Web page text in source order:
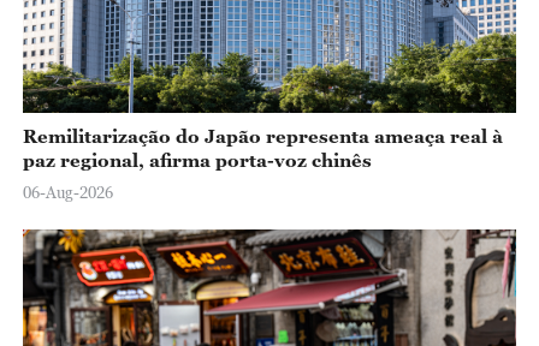
Remilitarização do Japão representa ameaça real à
paz regional, afirma porta-voz chinês
06-Aug-2026